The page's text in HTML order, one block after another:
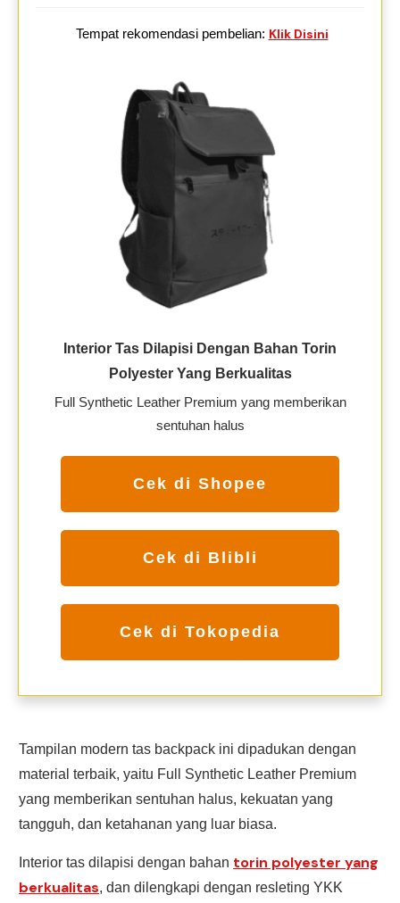
Tempat rekomendasi pembelian: Klik Disini
Interior Tas Dilapisi Dengan Bahan Torin
Polyester Yang Berkualitas
Full Synthetic Leather Premium yang memberikan
sentuhan halus
Cek di Shopee
Cek di Blibli
Cek di Tokopedia
Tampilan modern tas backpack ini dipadukan dengan
material terbaik, yaitu Full Synthetic Leather Premium
yang memberikan sentuhan halus, kekuatan yang
tangguh, dan ketahanan yang luar biasa.
Interior tas dilapisi dengan bahan torin polyester yang
berkualitas, dan dilengkapi dengan resleting YKK